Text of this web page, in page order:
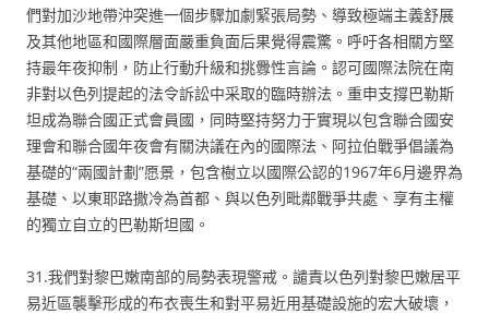
們對加沙地帶沖突進一個步驟加劇緊張局勢、導致極端主義舒展
及其他地區和國際層面嚴重負面后果覺得震驚。呼吁各相關方堅
持最年夜抑制，防止行動升級和挑釁性言論。認可國際法院在南
非對以色列提起的法令訴訟中采取的臨時辦法。重申支撐巴勒斯
坦成為聯合國正式會員國，同時堅持努力于實現以包含聯合國安
理會和聯合國年夜會有關決議在內的國際法、阿拉伯戰爭倡議為
基礎的“兩國計劃”愿景，包含樹立以國際公認的1967年6月邊界為
基礎、以東耶路撒冷為首都、與以色列毗鄰戰爭共處、享有主權
的獨立自立的巴勒斯坦國。
31.我們對黎巴嫩南部的局勢表現警戒。譴責以色列對黎巴嫩居平
易近區襲擊形成的布衣喪生和對平易近用基礎設施的宏大破壞，